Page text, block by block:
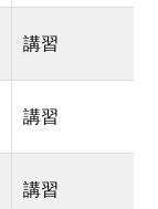
講習
講習
講習